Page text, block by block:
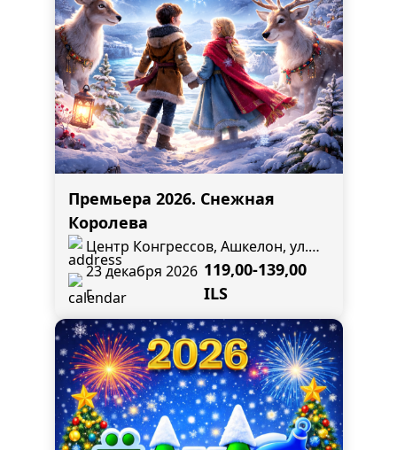
Премьера 2026. Снежная
Королева
Центр Конгрессов, Ашкелон, ул.
Бен Цви 12 , угол ул. Эли Коен
23 декабря 2026
г.
119,00-139,00
ILS